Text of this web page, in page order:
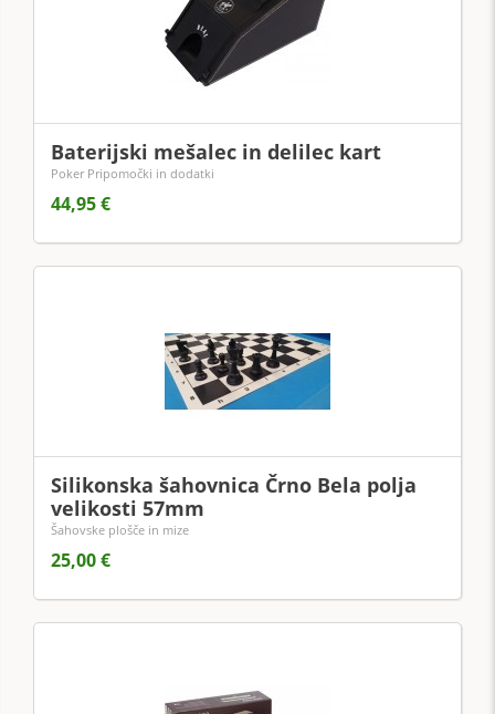
Baterijski mešalec in delilec kart
Poker Pripomočki in dodatki
44,95 €
Silikonska šahovnica Črno Bela polja
velikosti 57mm
Šahovske plošče in mize
25,00 €